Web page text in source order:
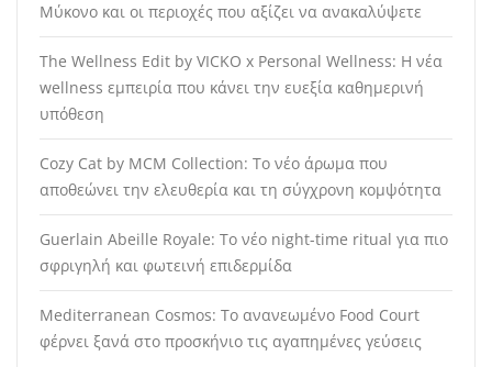
Μύκονο και οι περιοχές που αξίζει να ανακαλύψετε
The Wellness Edit by VICKO x Personal Wellness: Η νέα
wellness εμπειρία που κάνει την ευεξία καθημερινή
υπόθεση
Cozy Cat by MCM Collection: Το νέο άρωμα που
αποθεώνει την ελευθερία και τη σύγχρονη κομψότητα
Guerlain Abeille Royale: Το νέο night-time ritual για πιο
σφριγηλή και φωτεινή επιδερμίδα
Mediterranean Cosmos: Το ανανεωμένο Food Court
φέρνει ξανά στο προσκήνιο τις αγαπημένες γεύσεις